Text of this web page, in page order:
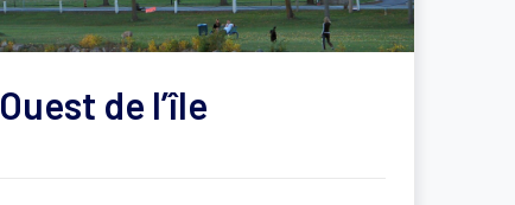
Ouest de l’île